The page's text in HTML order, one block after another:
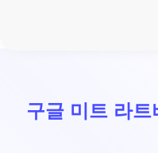
구글 미트 라